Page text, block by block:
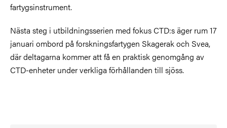
fartygsinstrument.
Nästa steg i utbildningsserien med fokus CTD:s äger rum 17
januari ombord på forskningsfartygen Skagerak och Svea,
där deltagarna kommer att få en praktisk genomgång av
CTD-enheter under verkliga förhållanden till sjöss.